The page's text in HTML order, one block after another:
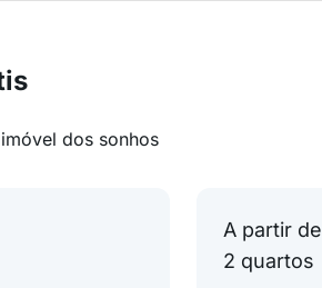
dos sonhos
A partir de
2 quartos